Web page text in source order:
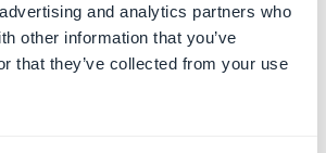
and analytics partners who
other information that you’ve
that they’ve collected from your use
puntos de venta en
→